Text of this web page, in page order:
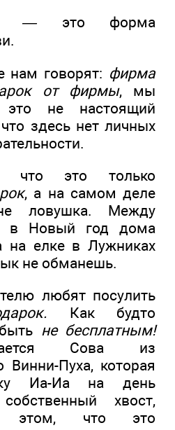
— это форма
нам говорят: фирма
от фирмы, мы
не настоящий
здесь нет личных
что это только
, а на самом деле
ловушка. Между
в Новый год дома
елке в Лужниках
не обманешь.
любят посулить
Как будто
не бесплатным!
Сова из
Пуха, которая
Иа-Иа на день
хвост,
этом, что это